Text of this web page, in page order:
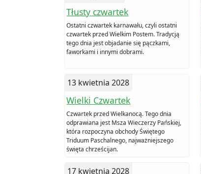
Tłusty czwartek
Ostatni czwartek karnawału, czyli ostatni
czwartek przed Wielkim Postem. Tradycją
tego dnia jest objadanie się pączkami,
faworkami i innymi dobrami.
13 kwietnia 2028
Wielki Czwartek
Czwartek przed Wielkanocą. Tego dnia
odprawiana jest Msza Wieczerzy Pańskiej,
która rozpoczyna obchody Świętego
Triduum Paschalnego, najważniejszego
święta chrześcijan.
17 kwietnia 2028